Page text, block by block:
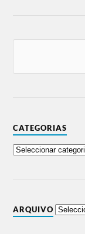
CATEGORIAS
ARQUIVO